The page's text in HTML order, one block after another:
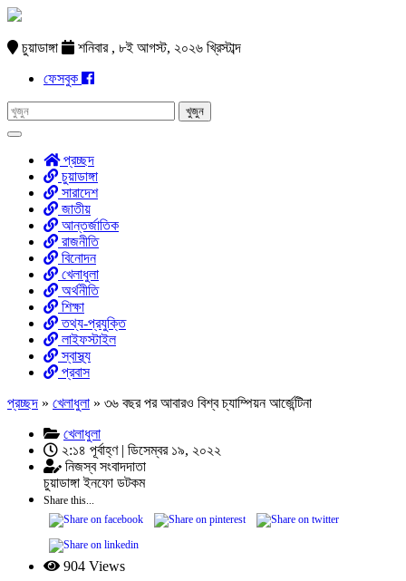
চুয়াডাঙ্গা
শনিবার , ৮ই আগস্ট, ২০২৬ খ্রিস্টাব্দ
ফেসবুক
প্রচ্ছদ
চুয়াডাঙ্গা
সারাদেশ
জাতীয়
আন্তর্জাতিক
রাজনীতি
বিনোদন
খেলাধুলা
অর্থনীতি
শিক্ষা
তথ্য-প্রযুক্তি
লাইফস্টাইল
স্বাস্থ্য
প্রবাস
প্রচ্ছদ » খেলাধুলা » ৩৬ বছর পর আবারও বিশ্ব চ্যাম্পিয়ন আর্জেন্টিনা
খেলাধুলা
২:১৪ পূর্বাহ্ণ | ডিসেম্বর ১৯, ২০২২
নিজস্ব সংবাদদাতা
চুয়াডাঙ্গা ইনফো ডটকম
Share this...
904 Views